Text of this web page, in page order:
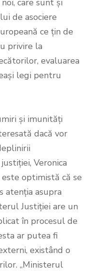
care sunt și
de asociere
ce țin de
privire la
evaluarea
legi pentru
şi imunităţi
dacă vor
Veronica
optimistă că se
atenția asupra
Justiției are un
în procesul de
ar putea fi
existând o
„Ministerul